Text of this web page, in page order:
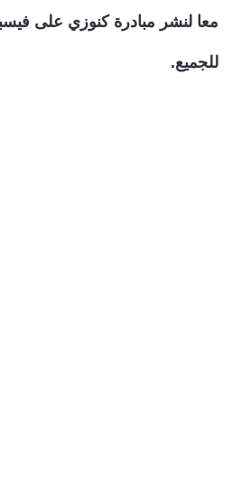
معا لنشر مبادرة كنوزي على
للجميع.